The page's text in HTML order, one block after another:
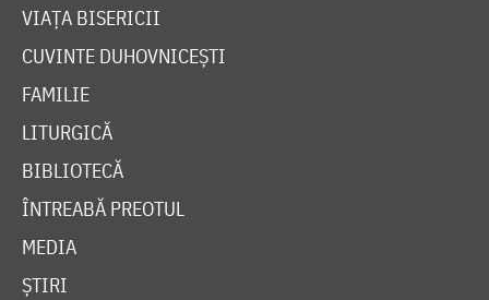
VIAȚA BISERICII
CUVINTE DUHOVNICEȘTI
FAMILIE
LITURGICĂ
BIBLIOTECĂ
ÎNTREABĂ PREOTUL
MEDIA
ȘTIRI